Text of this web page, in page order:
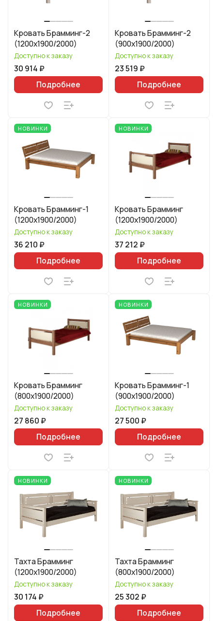
Кровать Брамминг-2
(1200х1900/2000)
Доступно к заказу
30 914 ₽
Подробнее
Кровать Брамминг-2
(900х1900/2000)
Доступно к заказу
23 519 ₽
Подробнее
НОВИНКИ
Кровать Брамминг-1
(1200х1900/2000)
Доступно к заказу
36 210 ₽
Подробнее
НОВИНКИ
Кровать Брамминг
(1200х1900/2000)
Доступно к заказу
37 212 ₽
Подробнее
НОВИНКИ
Кровать Брамминг
(800х1900/2000)
Доступно к заказу
27 860 ₽
Подробнее
НОВИНКИ
Кровать Брамминг-1
(900х1900/2000)
Доступно к заказу
27 500 ₽
Подробнее
НОВИНКИ
Тахта Брамминг
(1200х1900/2000)
Доступно к заказу
30 174 ₽
Подробнее
НОВИНКИ
Тахта Брамминг
(800х1900/2000)
Доступно к заказу
25 302 ₽
Подробнее